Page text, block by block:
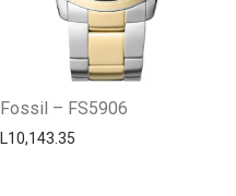
Fossil – FS5906
L10,143.35